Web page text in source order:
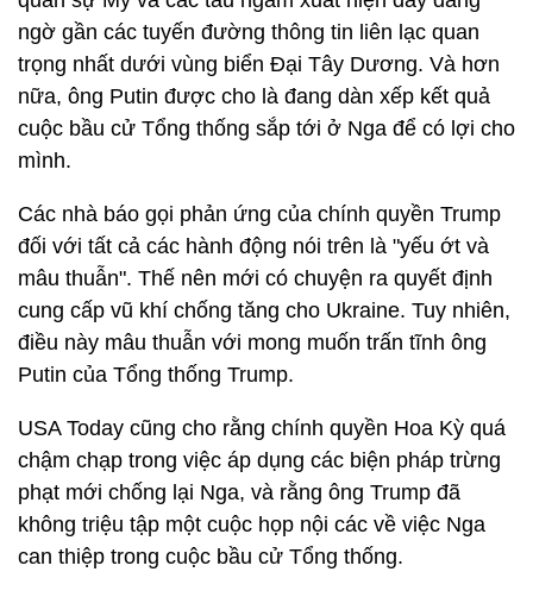
ngờ gần các tuyến đường thông tin liên lạc quan
trọng nhất dưới vùng biển Đại Tây Dương. Và hơn
nữa, ông Putin được cho là đang dàn xếp kết quả
cuộc bầu cử Tổng thống sắp tới ở Nga để có lợi cho
mình.
Các nhà báo gọi phản ứng của chính quyền Trump
đối với tất cả các hành động nói trên là "yếu ớt và
mâu thuẫn". Thế nên mới có chuyện ra quyết định
cung cấp vũ khí chống tăng cho Ukraine. Tuy nhiên,
điều này mâu thuẫn với mong muốn trấn tĩnh ông
Putin của Tổng thống Trump.
USA Today cũng cho rằng chính quyền Hoa Kỳ quá
chậm chạp trong việc áp dụng các biện pháp trừng
phạt mới chống lại Nga, và rằng ông Trump đã
không triệu tập một cuộc họp nội các về việc Nga
can thiệp trong cuộc bầu cử Tổng thống.